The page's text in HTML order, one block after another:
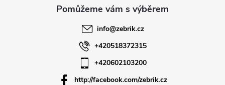
info@zebrik.cz
+420518372315
+420602103200
http://facebook.com/zebrik.cz